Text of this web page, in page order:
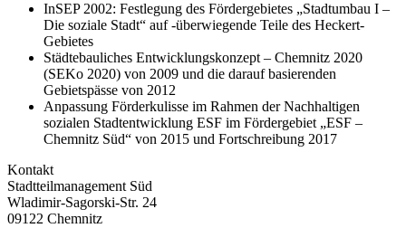
InSEP 2002: Festlegung des Fördergebietes „Stadtumbau I –
Die soziale Stadt“ auf -überwiegende Teile des Heckert-
Gebietes
Städtebauliches Entwicklungskonzept – Chemnitz 2020
(SEKo 2020) von 2009 und die darauf basierenden
Gebietspässe von 2012
Anpassung Förderkulisse im Rahmen der Nachhaltigen
sozialen Stadtentwicklung ESF im Fördergebiet „ESF –
Chemnitz Süd“ von 2015 und Fortschreibung 2017
Kontakt
Stadtteilmanagement Süd
Wladimir-Sagorski-Str. 24
09122 Chemnitz